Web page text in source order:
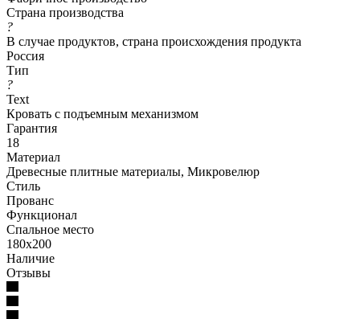
Страна производства
?
В случае продуктов, страна происхождения продукта
Россия
Тип
?
Text
Кровать с подъемным механизмом
Гарантия
18
Материал
Древесные плитные материалы, Микровелюр
Стиль
Прованс
Функционал
Спальное место
180x200
Наличие
Отзывы